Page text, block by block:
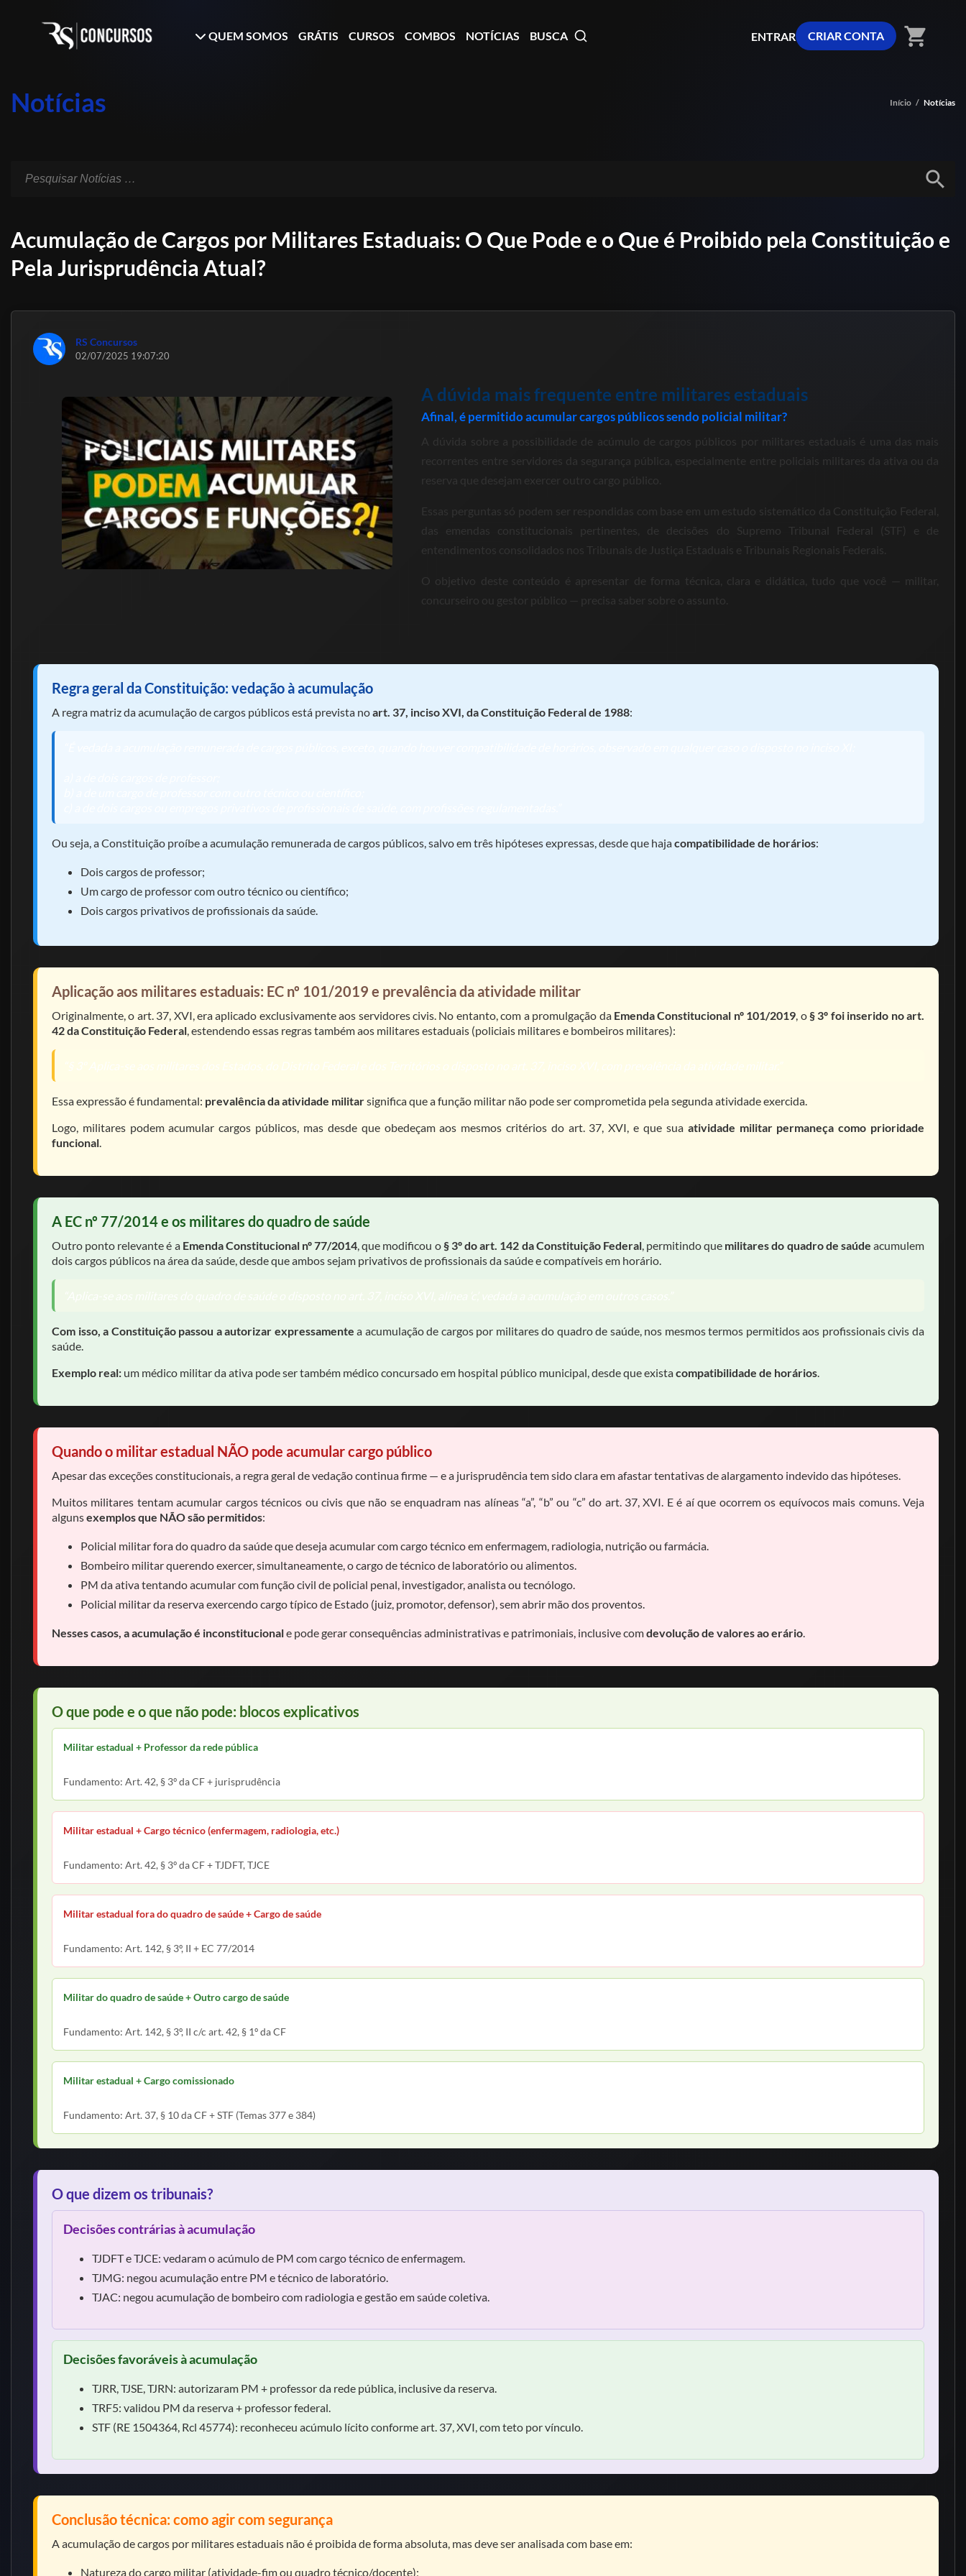
QUEM SOMOS GRÁTIS CURSOS COMBOS NOTÍCIAS BUSCA ENTRAR CRIAR CONTA shopping_cart
Notícias Início / Notícias
search
Acumulação de Cargos por Militares Estaduais: O Que Pode e o Que é Proibido pela Constituição e
Pela Jurisprudência Atual?
RS Concursos
02/07/2025 19:07:20
A dúvida mais frequente entre militares estaduais
Afinal, é permitido acumular cargos públicos sendo policial militar?
A dúvida sobre a possibilidade de acúmulo de cargos públicos por militares estaduais é uma das mais
recorrentes entre servidores da segurança pública, especialmente entre policiais militares da ativa ou da
reserva que desejam exercer outro cargo público.
Essas perguntas só podem ser respondidas com base em um estudo sistemático da Constituição Federal,
das emendas constitucionais pertinentes, de decisões do Supremo Tribunal Federal (STF) e de
entendimentos consolidados nos Tribunais de Justiça Estaduais e Tribunais Regionais Federais.
O objetivo deste conteúdo é apresentar de forma técnica, clara e didática, tudo que você — militar,
concurseiro ou gestor público — precisa saber sobre o assunto.
Regra geral da Constituição: vedação à acumulação
A regra matriz da acumulação de cargos públicos está prevista noart. 37, inciso XVI, da Constituição Federal de 1988:
Ou seja, a Constituição proíbe a acumulação remunerada de cargos públicos, salvo em três hipóteses expressas, desde que hajacompatibilidade de horários:
Dois cargos de professor;
Um cargo de professor com outro técnico ou científico;
Dois cargos privativos de profissionais da saúde.
Aplicação aos militares estaduais: EC nº 101/2019 e prevalência da atividade militar
Originalmente, o art. 37, XVI, era aplicado exclusivamente aos servidores civis. No entanto, com a promulgação da Emenda Constitucional nº 101/2019, o§ 3º foi inserido no art.
42 da Constituição Federal, estendendo essas regras também aos militares estaduais (policiais militares e bombeiros militares):
“§ 3º Aplica-se aos militares dos Estados, do Distrito Federal e dos Territórios o disposto no art. 37, inciso XVI, com prevalência da atividade militar.”
Essa expressão é fundamental: prevalência da atividade militarsignifica que a função militar não pode ser comprometida pela segunda atividade exercida.
Logo, militares podem acumular cargos públicos, mas desde que obedeçam aos mesmos critérios do art. 37, XVI, e que sua atividade militar permaneça como prioridade
funcional.
A EC nº 77/2014 e os militares do quadro de saúde
Outro ponto relevante é a Emenda Constitucional nº 77/2014, que modificou o§ 3º do art. 142 da Constituição Federal, permitindo que militares do quadro de saúde acumulem
dois cargos públicos na área da saúde, desde que ambos sejam privativos de profissionais da saúde e compatíveis em horário.
Com isso, a Constituição passou a autorizar expressamente a acumulação de cargos por militares do quadro de saúde, nos mesmos termos permitidos aos profissionais civis da
saúde.
Exemplo real: um médico militar da ativa pode ser também médico concursado em hospital público municipal, desde que existacompatibilidade de horários.
Quando o militar estadual NÃO pode acumular cargo público
Apesar das exceções constitucionais, a regra geral de vedação continua firme — e a jurisprudência tem sido clara em afastar tentativas de alargamento indevido das hipóteses.
Muitos militares tentam acumular cargos técnicos ou civis que não se enquadram nas alíneas “a”, “b” ou “c” do art. 37, XVI. E é aí que ocorrem os equívocos mais comuns. Veja
algunsexemplos que NÃO são permitidos:
Policial militar fora do quadro da saúde que deseja acumular com cargo técnico em enfermagem, radiologia, nutrição ou farmácia.
Bombeiro militar querendo exercer, simultaneamente, o cargo de técnico de laboratório ou alimentos.
PM da ativa tentando acumular com função civil de policial penal, investigador, analista ou tecnólogo.
Policial militar da reserva exercendo cargo típico de Estado (juiz, promotor, defensor), sem abrir mão dos proventos.
Nesses casos, a acumulação é inconstitucionale pode gerar consequências administrativas e patrimoniais, inclusive comdevolução de valores ao erário.
O que pode e o que não pode: blocos explicativos
Militar estadual + Professor da rede pública
Fundamento: Art. 42, § 3º da CF + jurisprudência
Militar estadual + Cargo técnico (enfermagem, radiologia, etc.)
Fundamento: Art. 42, § 3º da CF + TJDFT, TJCE
Militar estadual fora do quadro de saúde + Cargo de saúde
Fundamento: Art. 142, § 3º, II + EC 77/2014
Militar do quadro de saúde + Outro cargo de saúde
Fundamento: Art. 142, § 3º, II c/c art. 42, § 1º da CF
Militar estadual + Cargo comissionado
Fundamento: Art. 37, § 10 da CF + STF (Temas 377 e 384)
O que dizem os tribunais?
Decisões contrárias à acumulação
TJDFT e TJCE: vedaram o acúmulo de PM com cargo técnico de enfermagem.
TJMG: negou acumulação entre PM e técnico de laboratório.
TJAC: negou acumulação de bombeiro com radiologia e gestão em saúde coletiva.
Decisões favoráveis à acumulação
TJRR, TJSE, TJRN: autorizaram PM + professor da rede pública, inclusive da reserva.
TRF5: validou PM da reserva + professor federal.
STF (RE 1504364, Rcl 45774): reconheceu acúmulo lícito conforme art. 37, XVI, com teto por vínculo.
Conclusão técnica: como agir com segurança
A acumulação de cargos por militares estaduais não é proibida de forma absoluta, mas deve ser analisada com base em:
Natureza do cargo militar (atividade-fim ou quadro técnico/docente);